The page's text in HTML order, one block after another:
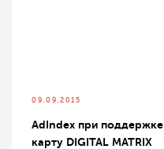
09.09.2015
AdIndex при
карту DIGITAL MATRIX